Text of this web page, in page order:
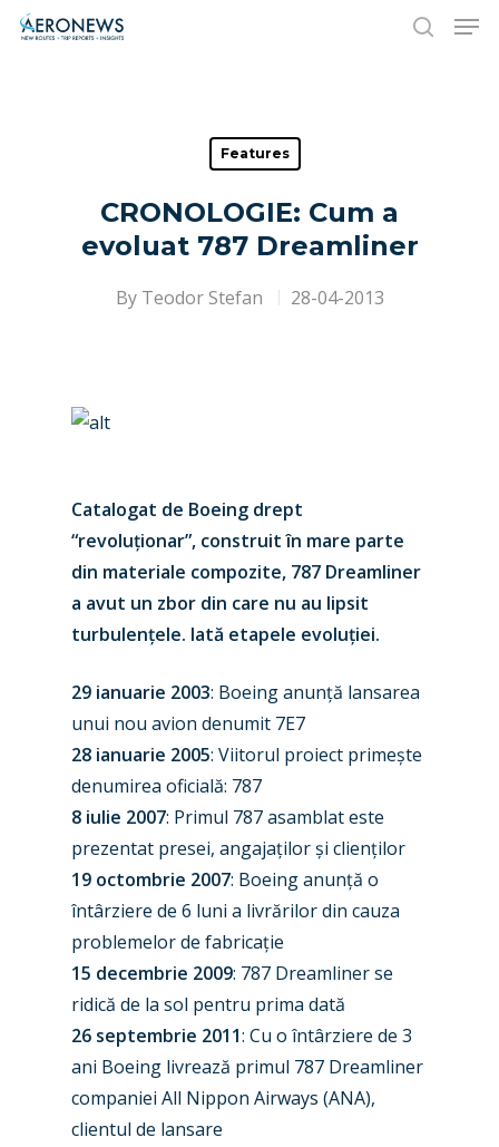
Hit enter to search or ESC to close
Features
CRONOLOGIE: Cum a
evoluat 787 Dreamliner
By Teodor Stefan 28-04-2013
Catalogat de Boeing drept
“revoluționar”, construit în mare parte
din materiale compozite, 787 Dreamliner
a avut un zbor din care nu au lipsit
turbulențele. Iată etapele evoluției.
29 ianuarie 2003: Boeing anunță lansarea
unui nou avion denumit 7E7
28 ianuarie 2005: Viitorul proiect primește
denumirea oficială: 787
8 iulie 2007: Primul 787 asamblat este
prezentat presei, angajaților și clienților
19 octombrie 2007: Boeing anunță o
întârziere de 6 luni a livrărilor din cauza
problemelor de fabricație
15 decembrie 2009: 787 Dreamliner se
ridică de la sol pentru prima dată
26 septembrie 2011: Cu o întârziere de 3
ani Boeing livrează primul 787 Dreamliner
companiei All Nippon Airways (ANA),
clientul de lansare